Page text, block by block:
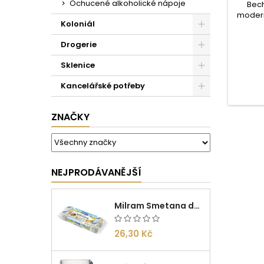
Ochucené alkoholické nápoje
Koloniál
Drogerie
Sklenice
Kancelářské potřeby
ZNAČKY
NEJPRODÁVANĚJŠÍ
Milram Smetana do kávy Irish Cream 14g/10ks
26,30 Kč